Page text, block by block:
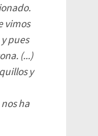
vimos
pues
(...)
y
ha